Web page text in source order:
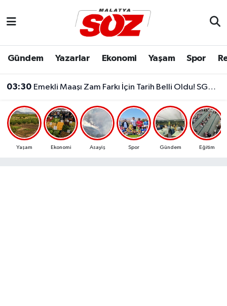
Gündem Yazarlar Ekonomi Yaşam Spor
03:30 Emekli Maaşı Zam Farkı İçin Tarih Belli Oldu! SGK Ödemeleri 7 Ağustos'ta Başlıyor
Yaşam Ekonomi Asayiş Spor Gündem Eğitim
Dünya
Eğitim
Ekonomi
Malatya Nöbetçi Eczaneler
Malatya Namaz Vakitleri
Malatya Trafik Yoğunluk Haritası
Süper Lig Puan Durumu ve Fikstür